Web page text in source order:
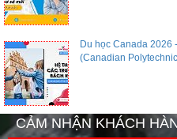
Du học Canada 2026
(Canadian
CẢM NHẬN KHÁCH